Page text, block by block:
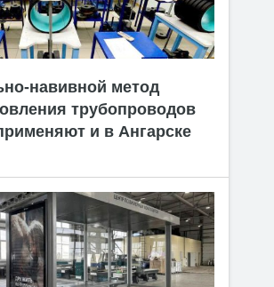
навивной метод
трубопроводов
и в Ангарске